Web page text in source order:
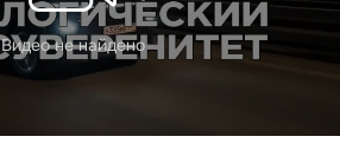
Видео не найдено